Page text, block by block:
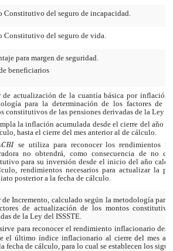
Constitutivo del seguro de incapacidad.
Constitutivo del seguro de vida.
para margen de seguridad.
beneficiarios
de actualización de la cuantía básica por
para la determinación de los factores de
constitutivos de las pensiones derivadas de la Ley
la inflación acumulada desde el cierre del año
hasta el cierre del mes anterior al de cálculo.
se utiliza para reconocer los rendimientos
no obtendrá, como consecuencia de no
para su inversión desde el inicio del año
rendimientos necesarios para actualizar la
posterior a la fecha de cálculo.
de Incremento, calculado según la metodología para
de actualización de los montos
de la Ley del ISSSTE.
sirve para reconocer el rendimiento inflacionario
el último índice inflacionario al cierre del mes
fecha de cálculo, para lo cual se establecen los